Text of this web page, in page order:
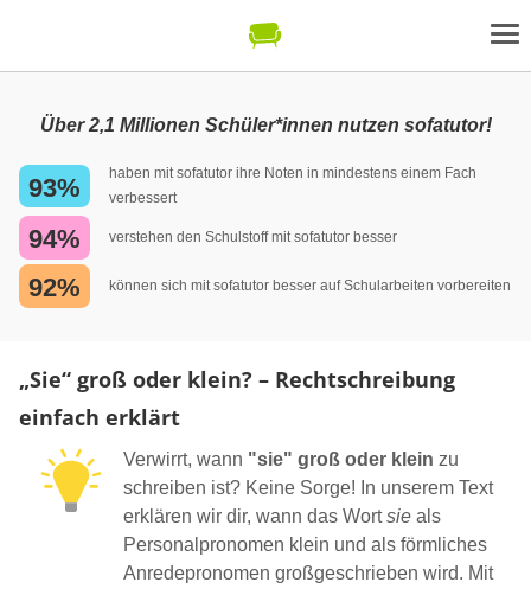
Über 2,1 Millionen Schüler*innen nutzen sofatutor!
93%
haben mit sofatutor ihre Noten in mindestens einem Fach
verbessert
94% verstehen den Schulstoff mit sofatutor besser
92% können sich mit sofatutor besser auf Schularbeiten vorbereiten
„Sie“ groß oder klein? – Rechtschreibung
einfach erklärt
Verwirrt, wann "sie" groß oder klein zu
schreiben ist? Keine Sorge! In unserem Text
erklären wir dir, wann das Wortsie als
Personalpronomen klein und als förmliches
Anredepronomen großgeschrieben wird. Mit